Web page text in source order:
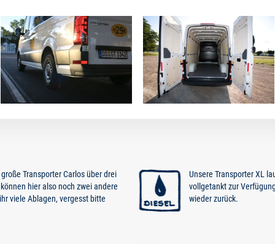
Transporter Carlos über drei
hier also noch zwei andere
viele Ablagen, vergesst bitte
Unsere Transporter XL
vollgetankt zur
wieder zurück.